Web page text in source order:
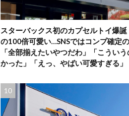
スターバックス初のカプセルトイ爆誕
の100倍可愛い…SNSではコンプ確定
「全部揃えたいやつだわ」「こうい
かった」「えっ、やばい可愛すぎる」